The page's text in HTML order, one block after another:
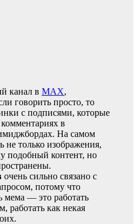
канал в MAX,
говорить просто, то
с подписями, которые
в
На самом
не только изображения,
подобный контент, но
очень сильно связано с
потому что
мема — это работать
работать как некая